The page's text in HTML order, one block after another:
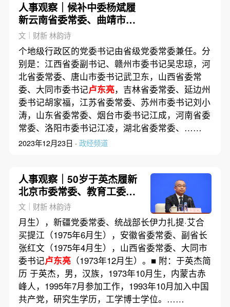
人事观察｜候补中委杨斌履
新云南省委常委、曲靖市委
书记
文｜财新 林韵诗
个地级行政区的党委书记由省级党委常委兼任。分
别是：江西省委副书记、赣州市委书记吴忠琼，河
北省委常委、唐山市委书记武卫东，山西省委常
委、大同市委书记卢东亮，吉林省委常委、延边州
委书记胡家福，江苏省委常委、苏州市委书记刘小
涛，山东省委常委、烟台市委书记江成，河南省委
常委、洛阳市委书记江凌，湖北省委常委、……
2023年12月23日 · 政经频道
人事观察｜50岁于英杰履新
北京市委常委、教育工委书
记
文｜财新 林韵诗
月生），新疆党委常委、统战部长伊力扎提·艾合
买提江（1975年6月生），安徽省委常委、副省长
张红文（1975年4月生），山西省委常委、大同市
委书记卢东亮（1973年12月生）。■ 附：于英杰简
历 于英杰，男，汉族，1973年10月生，内蒙古赤
峰人，1995年7月参加工作，1993年10月加入中国
共产党，研究生学历，工学博士学位。……